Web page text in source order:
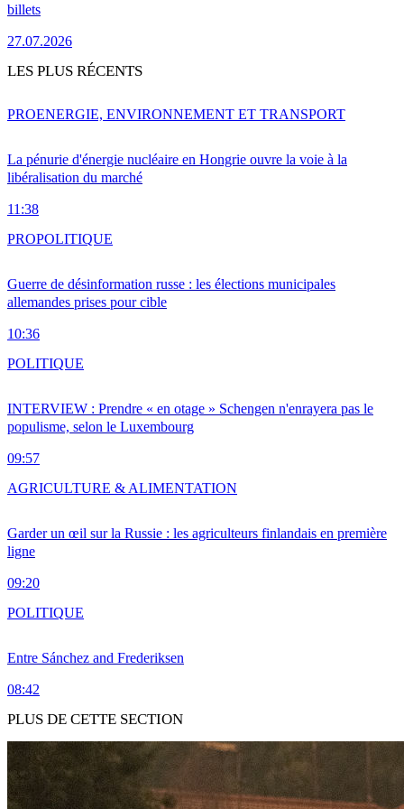
billets
27.07.2026
LES PLUS RÉCENTS
La pénurie d'énergie nucléaire en Hongrie ouvre la voie à la
libéralisation du marché
11:38
PROENERGIE, ENVIRONNEMENT ET TRANSPORT
Guerre de désinformation russe : les élections municipales
allemandes prises pour cible
10:36
PROPOLITIQUE
INTERVIEW : Prendre « en otage » Schengen n'enrayera pas le
populisme, selon le Luxembourg
09:57
POLITIQUE
Garder un œil sur la Russie : les agriculteurs finlandais en première
ligne
09:20
AGRICULTURE & ALIMENTATION
Entre Sánchez and Frederiksen
08:42
POLITIQUE
PLUS DE CETTE SECTION